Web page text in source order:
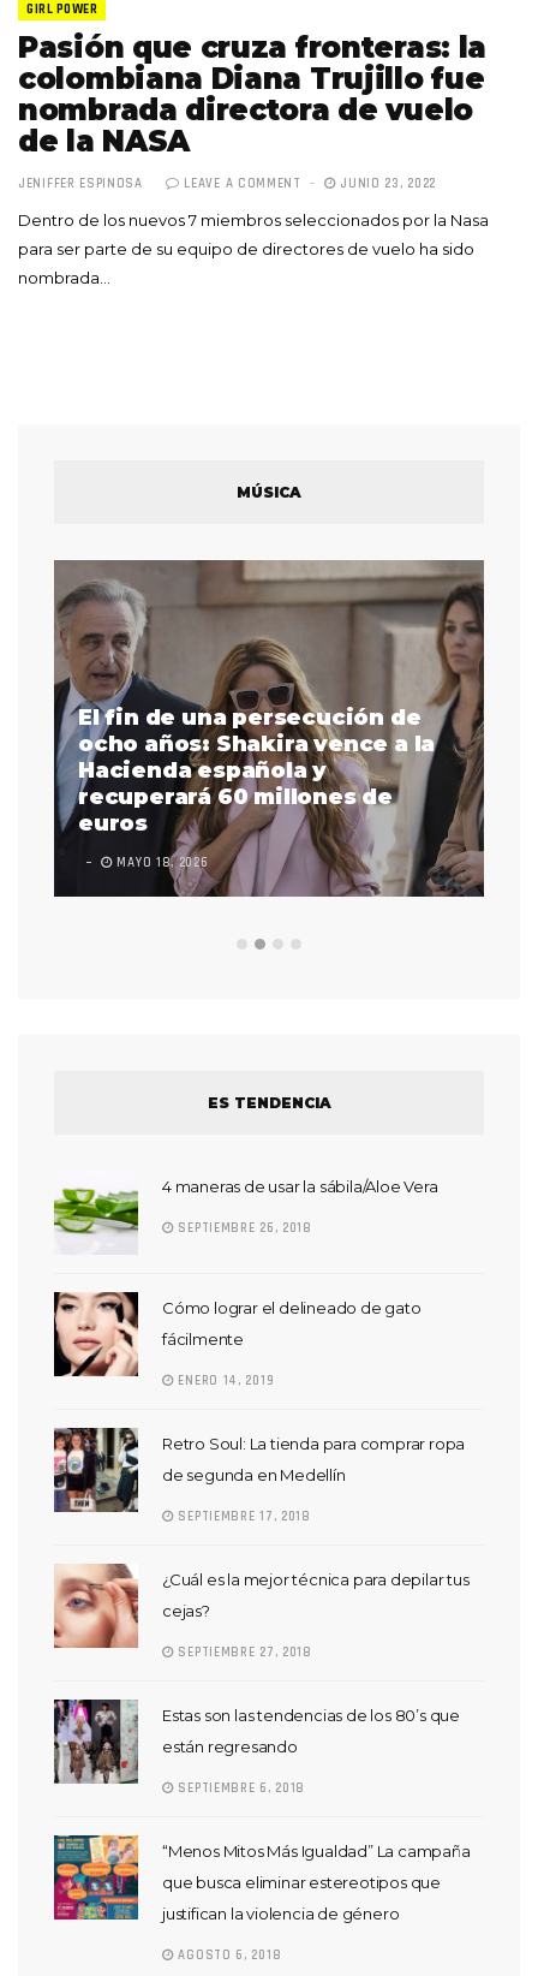
GIRL POWER
Pasión que cruza fronteras: la
colombiana Diana Trujillo fue
nombrada directora de vuelo
de la NASA
JENIFFER ESPINOSA LEAVE A COMMENT JUNIO 23, 2022
Dentro de los nuevos 7 miembros seleccionados por la Nasa
para ser parte de su equipo de directores de vuelo ha sido
nombrada…
MÚSICA
El fin de una persecución de
ocho años: Shakira vence a la
Hacienda española y
recuperará 60 millones de
euros
MAYO 18, 2026
ES TENDENCIA
4 maneras de usar la sábila/Aloe Vera
SEPTIEMBRE 26, 2018
Cómo lograr el delineado de gato
fácilmente
ENERO 14, 2019
Retro Soul: La tienda para comprar ropa
de segunda en Medellín
SEPTIEMBRE 17, 2018
¿Cuál es la mejor técnica para depilar tus
cejas?
SEPTIEMBRE 27, 2018
Estas son las tendencias de los 80’s que
están regresando
SEPTIEMBRE 6, 2018
“Menos Mitos Más Igualdad” La campaña
que busca eliminar estereotipos que
justifican la violencia de género
AGOSTO 6, 2018